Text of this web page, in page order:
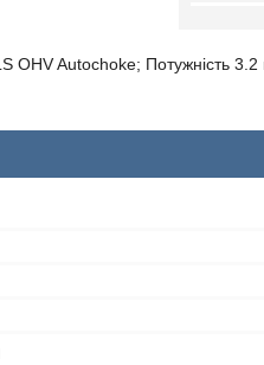
OHV Autochoke; Потужність